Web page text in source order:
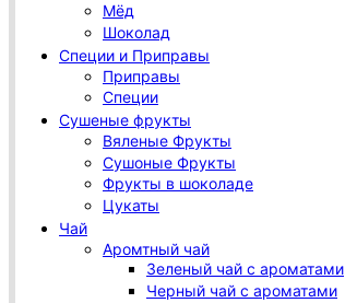
Мёд
Шоколад
Специи и Приправы
Приправы
Специи
Сушеные фрукты
Вяленые Фрукты
Сушоные Фрукты
Фрукты в шоколаде
Цукаты
Чай
Аромтный чай
Зеленый чай с ароматами
Черный чай с ароматами